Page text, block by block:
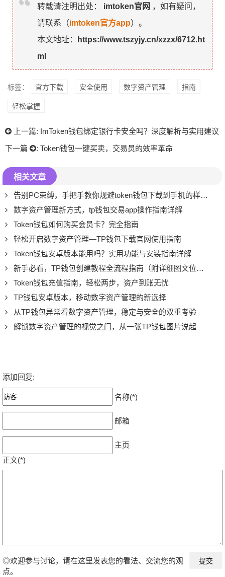
转载请注明出处： imtoken官网 ，如有疑问，
请联系（imtoken官方app）。
本文地址：
https://www.tszyjy.cn/xzzx/6712.ht
ml
标签： 官方下载 安全使用 数字资产管理 指南
轻松掌握
上一篇: ImToken钱包绑定银行卡安全吗？深度解析与实用建议
下一篇
: Token钱包一键买卖，交易员的效率革命
相关文章
告别PC束缚，手把手教你规避token钱包下载到手机的样本隐患，安全拥抱移动链上生活
数字资产管理新方式，tp钱包交易app操作指南详解
Token钱包如何购买会员卡？完全指南
轻松开启数字资产管理—TP钱包下载官网使用指南
Token钱包安卓版本能用吗？实用功能与安装指南详解
新手必看，TP钱包创建教程全流程指南（附详细图文位置）
Token钱包充值指南，轻松两步，资产到账无忧
TP钱包安卓版本，移动数字资产管理的新选择
从TP钱包异常看数字资产管理，稳定与安全的双重考验
解锁数字资产管理的视觉之门，从一张TP钱包图片说起
添加回复:
名称(*)
邮箱
主页
正文(*)
◎欢迎参与讨论，请在这里发表您的看法、交流您的观
点。